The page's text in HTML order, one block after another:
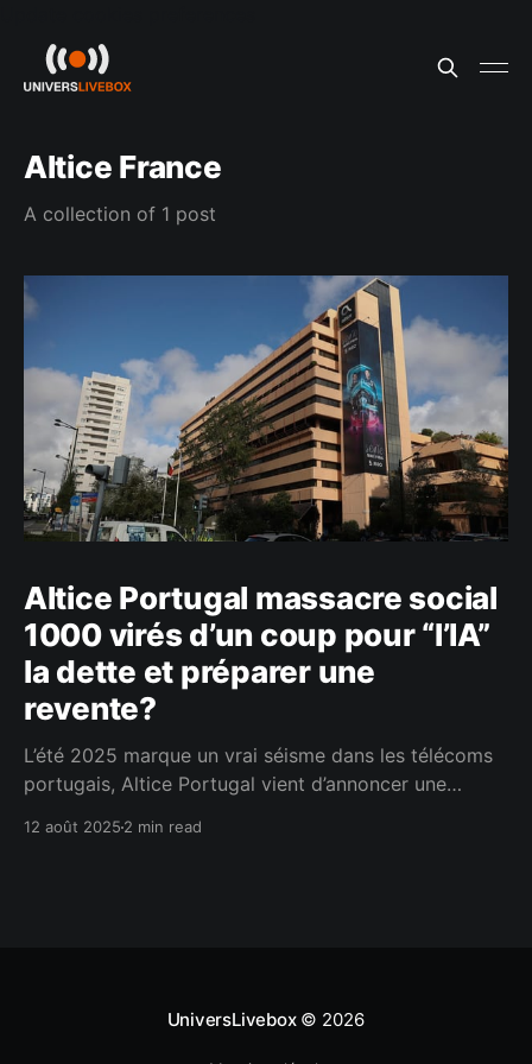
Altice France
A collection of 1 post
Altice Portugal massacre social
1000 virés d’un coup pour “l’IA”
la dette et préparer une
revente?
L’été 2025 marque un vrai séisme dans les télécoms
portugais, Altice Portugal vient d’annoncer une
12 août 2025 2 min read
UniversLivebox© 2026